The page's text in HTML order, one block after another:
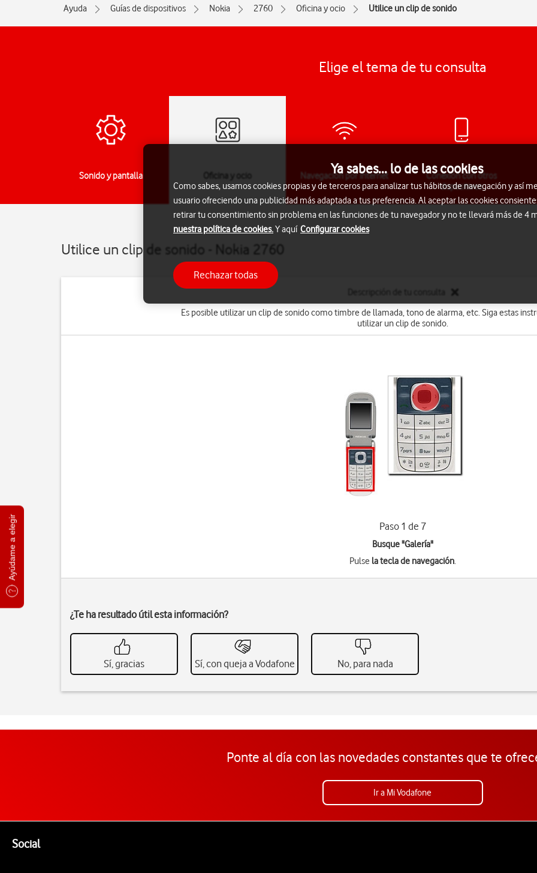
Ayúdame a elegir
Ayuda Guías de dispositivos Nokia 2760 Oficina y ocio Utilice un clip de sonido
Elige el tema de tu consulta
Sonido y pantalla Oficina y ocio Navegación por Internet
Conexión con otros
dispositivos
Utilice un clip de sonido - Nokia 2760
Es posible utilizar un clip de sonido como timbre de llamada, tono de alarma, etc. Siga estas
utilizar un clip de sonido.
Paso 1 de 7
Busque "Galería"
Pulse la tecla de navegación.
¿Te ha resultado útil esta información?
Sí, gracias Sí, con queja a Vodafone No, para nada
Ponte al día con las novedades constantes que te
Ir a Mi Vodafone
SocialEnlaces a las redes sociales de Vodafone
Ya sabes... lo de las cookies
Como sabes, usamos cookies propias y de terceros para analizar tus hábitos de navegación y así
usuario ofreciendo una publicidad más adaptada a tus preferencia. Al aceptar las cookies
retirar tu consentimiento sin problema en las funciones de tu navegador y no te llevará más de 4
nuestra política de cookies.Y aquí Configurar cookies
Rechazar todas